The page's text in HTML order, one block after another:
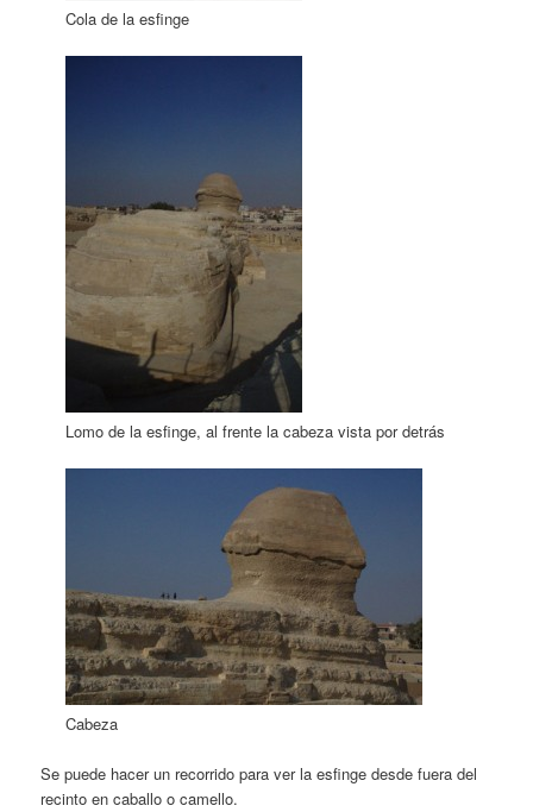
Cola de la esfinge
Lomo de la esfinge, al frente la cabeza vista por detrás
Cabeza
Se puede hacer un recorrido para ver la esfinge desde fuera del
recinto en caballo o camello.